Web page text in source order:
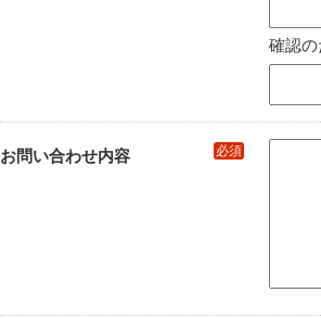
確認
お問い合わせ内容 必須